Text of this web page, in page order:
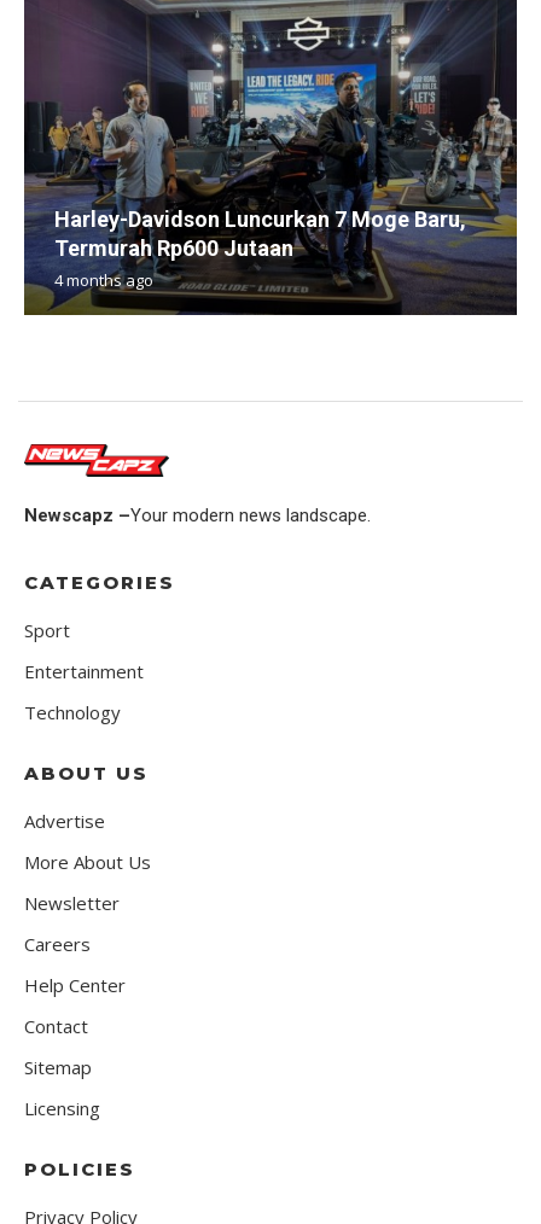
Harley-Davidson Luncurkan 7 Moge Baru,
Termurah Rp600 Jutaan
4 months ago
Newscapz –Your modern news landscape.
CATEGORIES
Sport
Entertainment
Technology
ABOUT US
Advertise
More About Us
Newsletter
Careers
Help Center
Contact
Sitemap
Licensing
POLICIES
Privacy Policy